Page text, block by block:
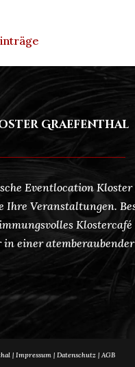
Graefenthal
Eventlocation
Ihre Veranstaltungen.
einer atemberaubender
|Impressum |Datenschutz|AGB